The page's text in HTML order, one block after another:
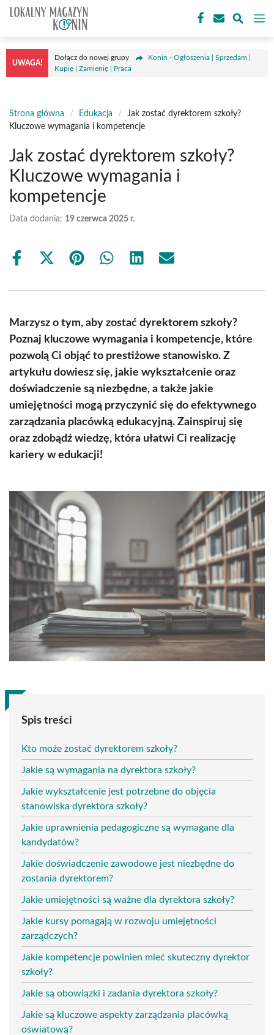
Przejdź
treści
UWAGA!
Dołącz do nowej grupy
Konin - Ogłoszenia | Sprzedam |
Kupię | Zamienię | Praca
Strona główna / Edukacja /
Jak zostać dyrektorem szkoły?
Kluczowe wymagania i kompetencje
Jak zostać dyrektorem szkoły?
Kluczowe wymagania i
kompetencje
Data dodania: 19 czerwca 2025 r.
Share
Share
(Twitter)
Share Share Share Share
Marzysz o tym, aby zostać dyrektorem szkoły?
Poznaj kluczowe wymagania i kompetencje, które
pozwolą Ci objąć to prestiżowe stanowisko. Z
artykułu dowiesz się, jakie wykształcenie oraz
doświadczenie są niezbędne, a także jakie
umiejętności mogą przyczynić się do efektywnego
zarządzania placówką edukacyjną. Zainspiruj się
oraz zdobądź wiedzę, która ułatwi Ci realizację
kariery w edukacji!
Spis treści
Kto może zostać dyrektorem szkoły?
Jakie są wymagania na dyrektora szkoły?
Jakie wykształcenie jest potrzebne do objęcia
stanowiska dyrektora szkoły?
Jakie uprawnienia pedagogiczne są wymagane dla
kandydatów?
Jakie doświadczenie zawodowe jest niezbędne do
zostania dyrektorem?
Jakie umiejętności są ważne dla dyrektora szkoły?
Jakie kursy pomagają w rozwoju umiejętności
zarządczych?
Jakie kompetencje powinien mieć skuteczny dyrektor
szkoły?
Jakie są obowiązki i zadania dyrektora szkoły?
Jakie są kluczowe aspekty zarządzania placówką
oświatową?